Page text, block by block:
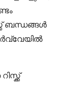
ബന്ധങ്ങൾ